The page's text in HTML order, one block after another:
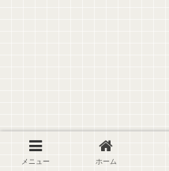
メニュー ホーム